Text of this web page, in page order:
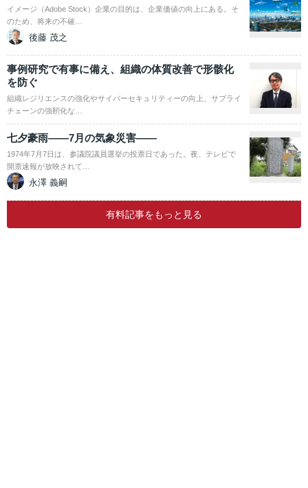
イメージ（Adobe Stock）企業の目的は、企業価値の向上にある。そ
のため、将来の不確…
後藤 茂之
事例研究で有事に備え、組織の体質改善で形骸化
を防ぐ
組織レジリエンスの強化やサイバーセキュリティーの向上、サプライ
チェーンの強靭化な…
七夕豪雨――7月の気象災害――
1974年7月7日は、参議院議員選挙の投票日であった。夜、テレビで
開票速報が放映されて…
永澤 義嗣
有料記事をもっと見る